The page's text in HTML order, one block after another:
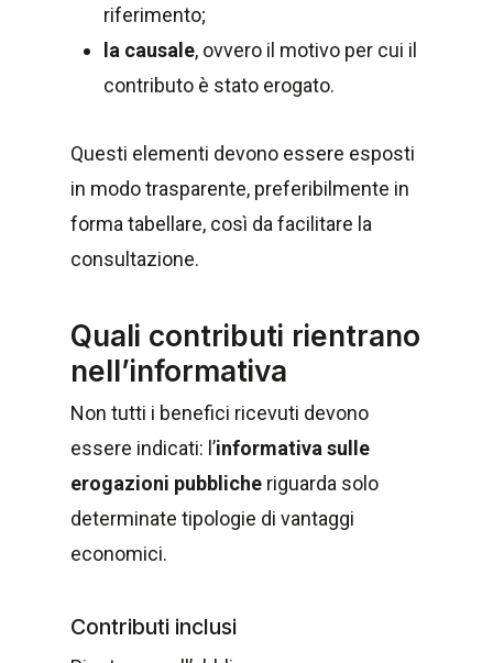
riferimento;
la causale, ovvero il motivo per cui il
contributo è stato erogato.
Questi elementi devono essere esposti
in modo trasparente, preferibilmente in
forma tabellare, così da facilitare la
consultazione.
Quali contributi rientrano
nell’informativa
Non tutti i benefici ricevuti devono
essere indicati: l’informativa sulle
erogazioni pubbliche riguarda solo
determinate tipologie di vantaggi
economici.
Contributi inclusi